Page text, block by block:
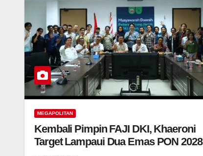
MEGAPOLITAN
Kembali Pimpin FAJI DKI, Khaeroni
Target Lampaui Dua Emas PON 2028